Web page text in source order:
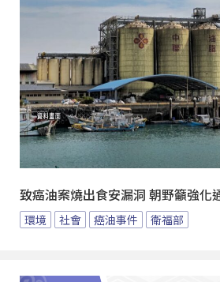
致癌油案燒出食安漏洞 朝野籲強化
環境 社會 癌油事件 衛福部